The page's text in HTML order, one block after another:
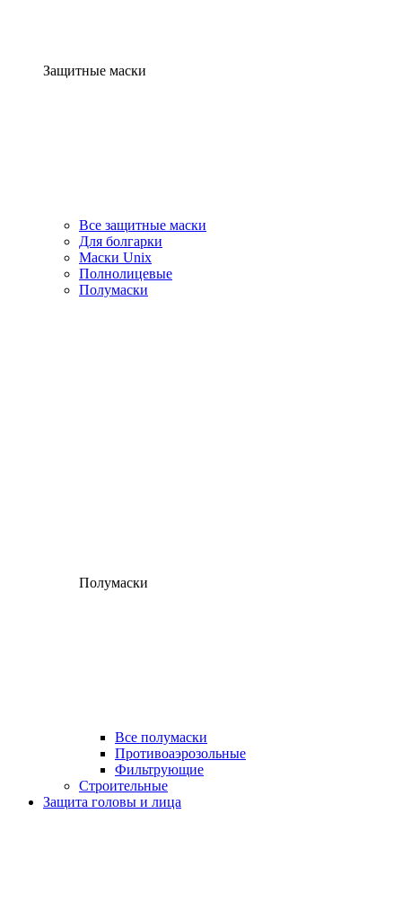
Защитные маски
Все защитные маски
Для болгарки
Маски Unix
Полнолицевые
Полумаски
Полумаски
Все полумаски
Противоаэрозольные
Фильтрующие
Строительные
Защита головы и лица